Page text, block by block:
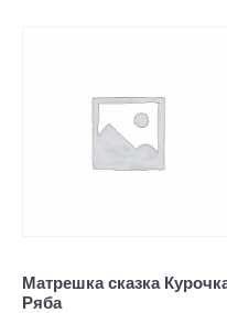
Матрешка сказка
Ряба